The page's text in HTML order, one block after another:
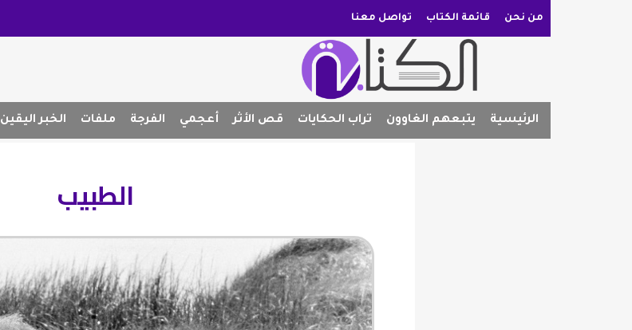
من نحن قائمة الكتاب تواصل معنا
الرئيسية يتبعهم الغاوون تراب الحكايات قص الأثر أعجمي الفرجة ملفات الخبر اليقين
الطبيب